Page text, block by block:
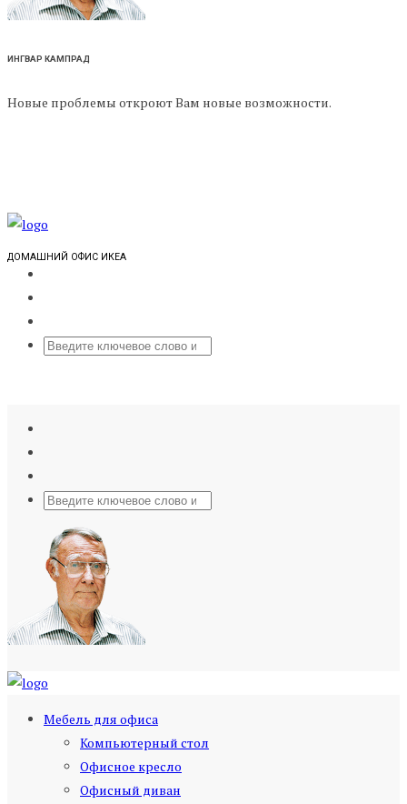
ИНГВАР КАМПРАД
Новые проблемы откроют Вам новые возможности.
ДОМАШНИЙ ОФИС ИКЕА
Мебель для офиса
Компьютерный стол
Офисное кресло
Офисный диван